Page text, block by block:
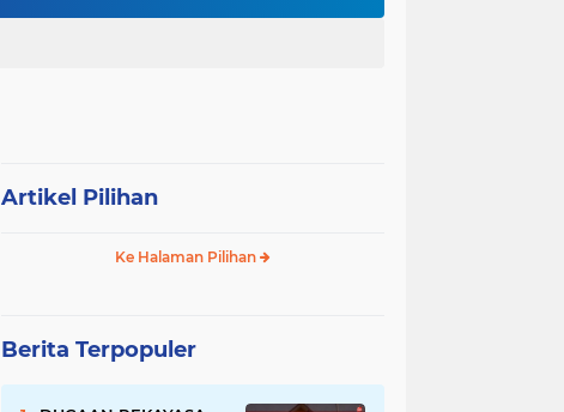
BREAKING NEWS: Polsek Gunung Malela Gerebek Lokalisasi Bukit Maraja, Dua Perempuan Menangis Saat Diciduk Bersama Sabu
Artikel Pilihan
Ke Halaman Pilihan
Berita Terpopuler